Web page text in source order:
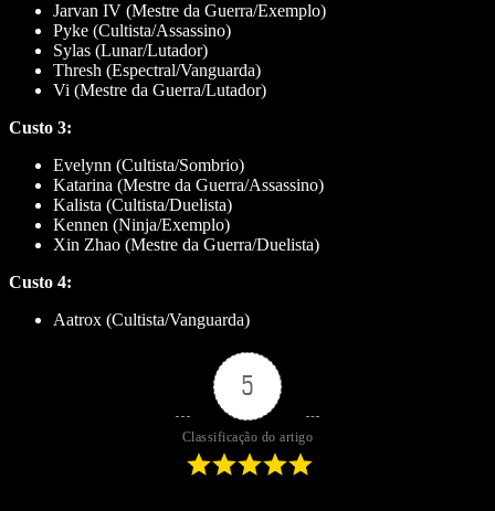
Jarvan IV (Mestre da Guerra/Exemplo)
Pyke (Cultista/Assassino)
Sylas (Lunar/Lutador)
Thresh (Espectral/Vanguarda)
Vi (Mestre da Guerra/Lutador)
Custo 3:
Evelynn (Cultista/Sombrio)
Katarina (Mestre da Guerra/Assassino)
Kalista (Cultista/Duelista)
Kennen (Ninja/Exemplo)
Xin Zhao (Mestre da Guerra/Duelista)
Custo 4:
Aatrox (Cultista/Vanguarda)
5
Classificação do artigo